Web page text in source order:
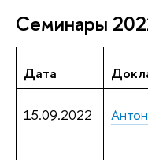
Семинары
Дата
15.09.2022